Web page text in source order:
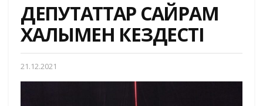
ДЕПУТАТТАР САЙРАМ
ХАЛҚЫМЕН КЕЗДЕСТІ
21.12.2021